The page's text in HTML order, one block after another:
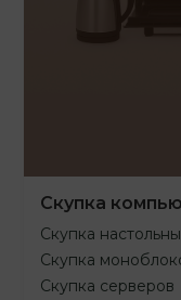
Скупка
Скупка
Скупка
Скупка серверов